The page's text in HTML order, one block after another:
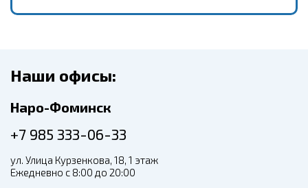
Наши офисы:
Наро-Фоминск
+7 985 333-06-33
ул. Улица Курзенкова, 18, 1 этаж
Ежедневно с 8:00 до 20:00